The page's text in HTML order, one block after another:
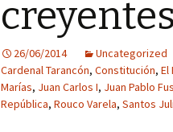
creyentes
26/06/2014 Uncategorized
Cardenal Tarancón, Constitución, El
Marías, Juan Carlos I, Juan Pablo
República, Rouco Varela, Santos